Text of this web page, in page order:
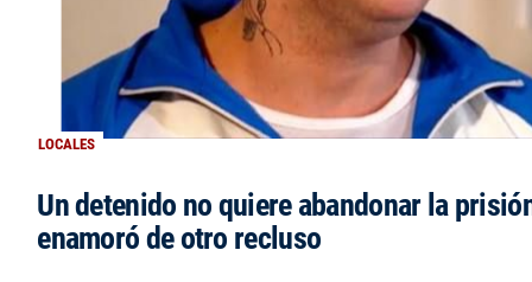
LOCALES
Un detenido no quiere abandonar la
enamoró de otro recluso